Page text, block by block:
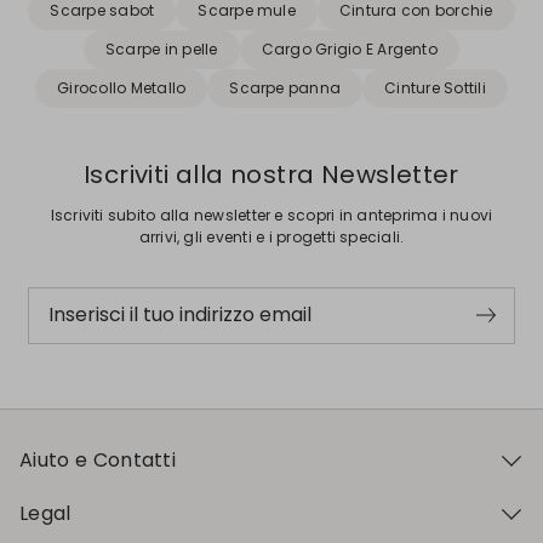
Scarpe sabot
Scarpe mule
Cintura con borchie
Scarpe in pelle
Cargo Grigio E Argento
Girocollo Metallo
Scarpe panna Cinture Sottili
Iscriviti alla nostra Newsletter
Iscriviti subito alla newsletter e scopri in anteprima i nuovi
arrivi, gli eventi e i progetti speciali.
Inserisci il tuo indirizzo email
Aiuto e Contatti
Legal